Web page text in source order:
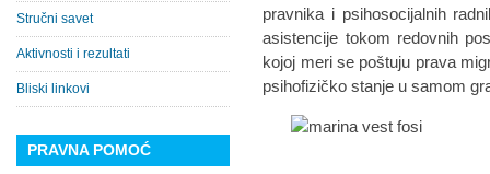
pravnika i psihosocijalnih
asistencije tokom redovnih
kojoj meri se poštuju prava
psihofizičko stanje u samom
Stručni savet
Aktivnosti i rezultati
Bliski linkovi
PRAVNA POMOĆ